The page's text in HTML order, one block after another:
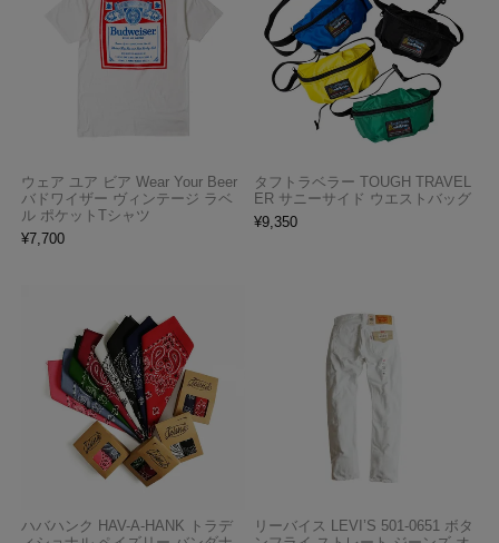
ウェア ユア ビア Wear Your Beer
バドワイザー ヴィンテージ ラベ
ル ポケットTシャツ
¥7,700
タフトラベラー TOUGH TRAVEL
ER サニーサイド ウエストバッグ
¥9,350
ハバハンク HAV-A-HANK トラデ
リーバイス LEVI’S 501-0651 ボタ